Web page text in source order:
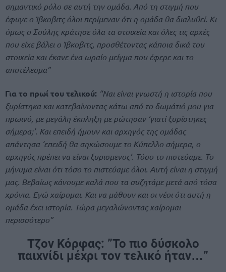
σημαντικό ρόλο σε αυτή την ομάδα. Από τη στιγμή που
έφυγε ο Ίβκοβιτς όλοι περίμεναν ότι η ομάδα θα διαλυθεί. Κι
όμως ο Σούλης κράτησε όλα τα στοιχεία και όλες τις αρχές
που είχε βάλει ο Ίβκοβιτς, προσθέτοντας κάποια δικά του
στοιχεία και έκανε ένα ωραίο μείγμα που έφερε και το
αποτέλεσμα”
Για το πρωί του τελικού: “Ναι είναι γνωστή η ιστορία που
ξυρίστηκα και κατεβαίνοντας κάτω από το δωμάτιό μου για
πρωινό, με μεγάλη έκπληξη με ρώτησαν ‘γιατί ξυρίστηκες
σήμερα;’. Και επειδή ήμουν και αρχηγός της ομάδας
απάντησα ‘επειδή θα σηκώσουμε το Κύπελλο σήμερα, ο
αρχηγός πρέπει να είναι ξυρισμενος’. Τόσο το πιστεύαμε. Το
μήνυμα είναι ότι τόσο το πιστεύαμε όλοι. Αυτή είναι η στιγμή
μας. Βεβαίως κάνουμε καλά που τα συζητάμε μετά από τόσα
χρόνια. Εγώ χαίρομαι. Και να μάθουν και οι νέοι ότι αυτή η
ομάδα έχει ιστορία. Τώρα μεγαλώνοντας χαίρομαι
περισσότερο”
Τζον Κόρφας: ”Το πιο δύσκολο
παιχνίδι μέχρι τον τελικό ήταν…”